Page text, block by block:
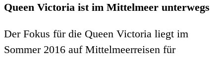
Queen Victoria ist im Mittelmeer unterwegs
Der Fokus für die Queen Victoria liegt im
Sommer 2016 auf Mittelmeerreisen für